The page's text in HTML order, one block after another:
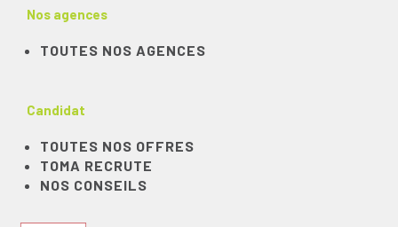
Nos agences
TOUTES NOS AGENCES
Candidat
TOUTES NOS OFFRES
TOMA RECRUTE
NOS CONSEILS